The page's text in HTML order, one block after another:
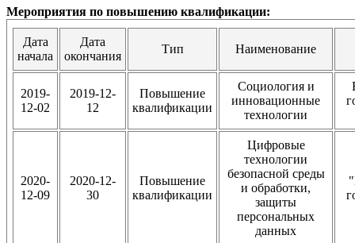
Мероприятия по повышению квалификации:
Дата
начала
Дата
окончания
Тип Наименование
2019-
12-02
2019-12-
12
Повышение
квалификации
Социология и
инновационные
технологии
2020-
12-09
2020-12-
30
Повышение
квалификации
Цифровые
технологии
безопасной среды
и обработки,
защиты
персональных
данных